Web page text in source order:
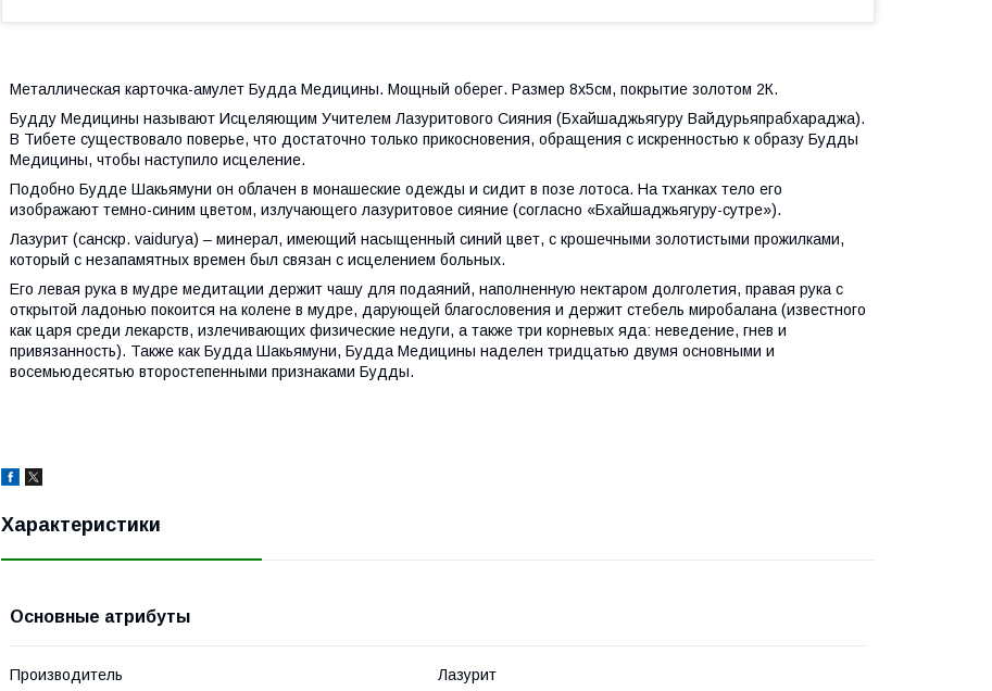
Металлическая карточка-амулет Будда Медицины. Мощный оберег. Размер 8х5см, покрытие золотом 2К.
Будду Медицины называют Исцеляющим Учителем Лазуритового Сияния (Бхайшаджьягуру Вайдурьяпрабхараджа).
В Тибете существовало поверье, что достаточно только прикосновения, обращения с искренностью к образу Будды
Медицины, чтобы наступило исцеление.
Подобно Будде Шакьямуни он облачен в монашеские одежды и сидит в позе лотоса. На тханках тело его
изображают темно-синим цветом, излучающего лазуритовое сияние (согласно «Бхайшаджьягуру-сутре»).
Лазурит (санскp. vaidurya) – минеpал, имеющий насыщенный синий цвет, с крошечными золотистыми прожилками,
который с незапамятных времен был связан с исцелением больных.
Его левая рука в мудре медитации держит чашу для подаяний, наполненную нектаром долголетия, правая рука с
открытой ладонью покоится на колене в мудре, дарующей благословения и держит стебель миробалана (известного
как царя среди лекарств, излечивающих физические недуги, а также три корневых яда: неведение, гнев и
привязанность). Также как Будда Шакьямуни, Будда Медицины наделен тридцатью двумя основными и
восемьюдесятью второстепенными признаками Будды.
Характеристики
Основные атрибуты
Производитель Лазурит